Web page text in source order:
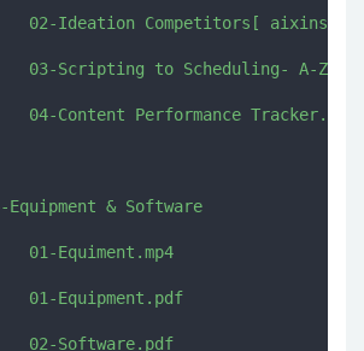
02-Ideation Competitors[
03-Scripting to Scheduling- A-
04-Content Performance Tracker.mp4
Equipment & Software
01-Equiment.mp4
01-Equipment.pdf
02-Software.pdf